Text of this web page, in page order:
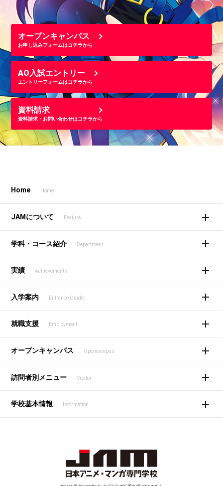
オープンキャンパス
お申し込みフォームはコチラから
AO入試エントリー
エントリーフォームはコチラから
資料請求
資料請求・お問い合わせはコチラから
Home Home
JAMについて Feature
学科・コース紹介 Department
実績 Achievements
入学案内 Entrance Guide
就職支援 Employment
オープンキャンパス Opencampus
訪問者別メニュー Visitor
学校基本情報 Information